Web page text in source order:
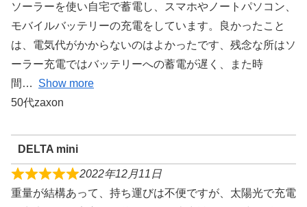
ソーラーを使い自宅で蓄電し、スマホやノートパソコン、
モバイルバッテリーの充電をしています。良かったこと
は、電気代がかからないのはよかったです、残念な所はソ
ーラー充電ではバッテリーへの蓄電が遅く、また時
間
Show more
50代zaxon
DELTA mini
2022年12月11日
重量が結構あって、持ち運びは不便ですが、太陽光で充電